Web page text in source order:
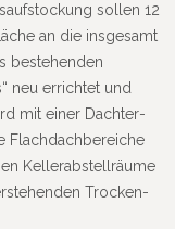
sollen 12
an die insge­samt
bestehenden
neu errichtet und
mit einer Dach­ter­
Flach­dach­be­reiche
Keller­ab­stell­räume
Trocken­